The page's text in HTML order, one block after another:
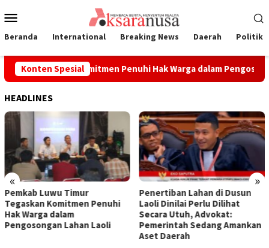
ke
Mobile
Beranda International Breaking News Daerah Politik
Konten Spesial
Tegaskan Komitmen Penuhi Hak Warga dalam
HEADLINES
« »
Pemkab Luwu Timur
Tegaskan Komitmen Penuhi
Hak Warga dalam
Pengosongan Lahan Laoli
Penertiban Lahan di Dusun
Laoli Dinilai Perlu Dilihat
Secara Utuh, Advokat:
Pemerintah Sedang Amankan
Aset Daerah